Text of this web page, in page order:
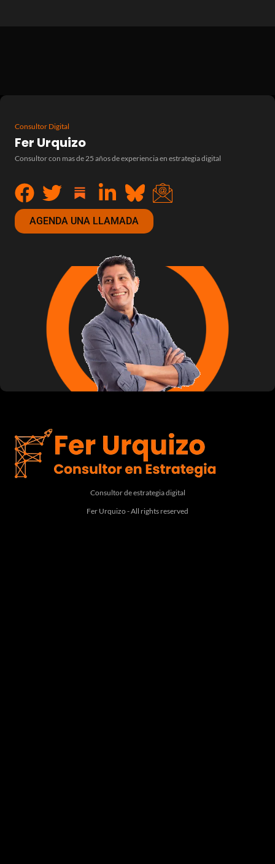
Consultor Digital
Fer Urquizo
Consultor con mas de 25 años de experiencia en estrategia digital
AGENDA UNA LLAMADA
Consultor de estrategia digital
Fer Urquizo - All rights reserved